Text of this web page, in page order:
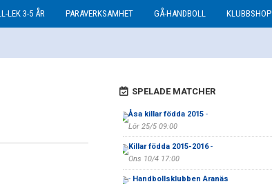
LEK 3-5 ÅR PARAVERKSAMHET GÅ-HANDBOLL KLUBBSHOP
SPELADE MATCHER
Åsa killar födda 2015-
Lör 25/5 09:00
Killar födda 2015-2016-
Ons 10/4 17:00
- Handbollsklubben Aranäs